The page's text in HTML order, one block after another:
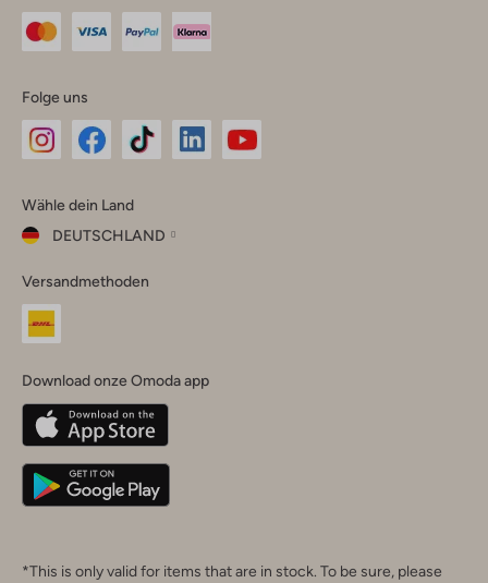
Folge uns
Instagram
Facebook
TikTok
Wähle dein Land
DEUTSCHLAND
dein
Land
Belgique(Français)
Deutschland
Versandmethoden
Download onze Omoda app
*This is only valid for items that are in stock. To be sure, please